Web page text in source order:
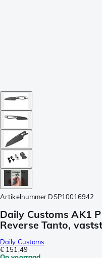
Artikelnummer DSP10016942
Daily Customs AK1
Reverse Tanto,
Daily Customs
€ 151,49